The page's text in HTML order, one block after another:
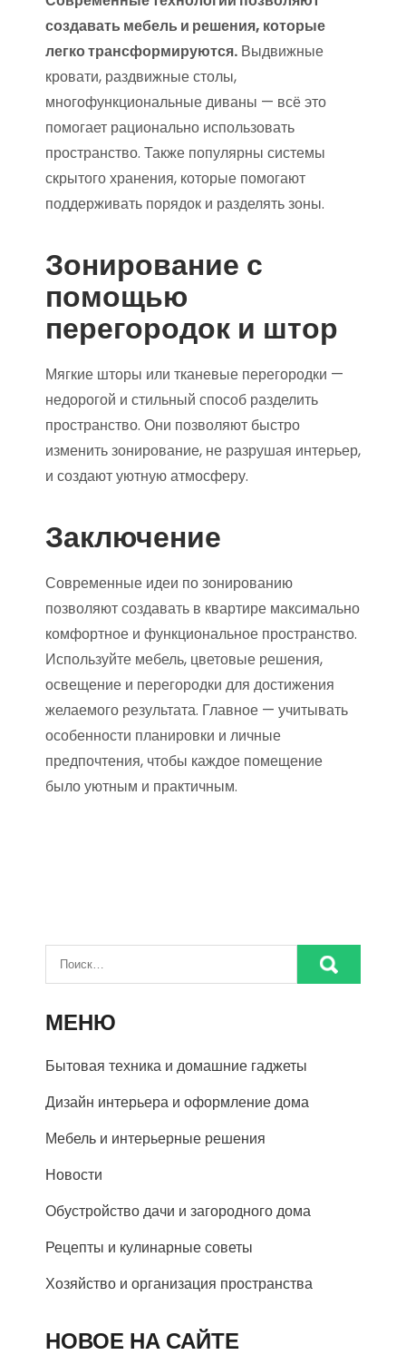
создавать мебель и решения, которые
легко трансформируются. Выдвижные
кровати, раздвижные столы,
многофункциональные диваны — всё это
помогает рационально использовать
пространство. Также популярны системы
скрытого хранения, которые помогают
поддерживать порядок и разделять зоны.
Зонирование с
помощью
перегородок и штор
Мягкие шторы или тканевые перегородки —
недорогой и стильный способ разделить
пространство. Они позволяют быстро
изменить зонирование, не разрушая интерьер,
и создают уютную атмосферу.
Заключение
Современные идеи по зонированию
позволяют создавать в квартире максимально
комфортное и функциональное пространство.
Используйте мебель, цветовые решения,
освещение и перегородки для достижения
желаемого результата. Главное — учитывать
особенности планировки и личные
предпочтения, чтобы каждое помещение
было уютным и практичным.
МЕНЮ
Бытовая техника и домашние гаджеты
Дизайн интерьера и оформление дома
Мебель и интерьерные решения
Новости
Обустройство дачи и загородного дома
Рецепты и кулинарные советы
Хозяйство и организация пространства
НОВОЕ НА САЙТЕ